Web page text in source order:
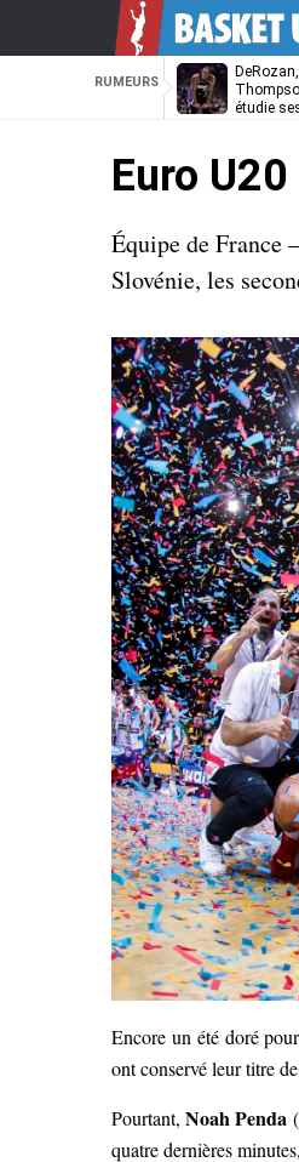
RUMEURS
étudie
Euro
Équipe de France
Slovénie, les
Encore un été doré
ont conservé leur titre
Pourtant,Noah Penda
quatre dernières